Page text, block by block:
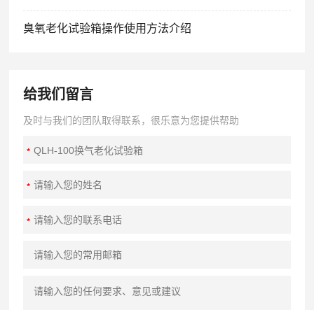
臭氧老化试验箱操作使用方法介绍
给我们留言
及时与我们的团队取得联系，很乐意为您提供帮助